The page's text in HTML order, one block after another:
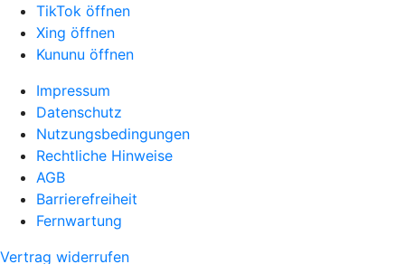
TikTok öffnen
Xing öffnen
Kununu öffnen
Impressum
Datenschutz
Nutzungsbedingungen
Rechtliche Hinweise
AGB
Barrierefreiheit
Fernwartung
Vertrag widerrufen